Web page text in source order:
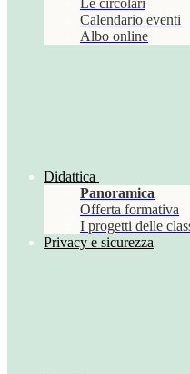
Le circolari
Calendario eventi
Albo online
Didattica
Panoramica
Offerta formativa
I progetti delle
Privacy e sicurezza